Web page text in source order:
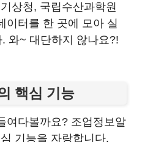
상청, 국립수산과학원
이터를 한 곳에 모아 실
와~ 대단하지 않나요?!
핵심 기능
여다볼까요? 조업정보알
기능을 자랑합니다.